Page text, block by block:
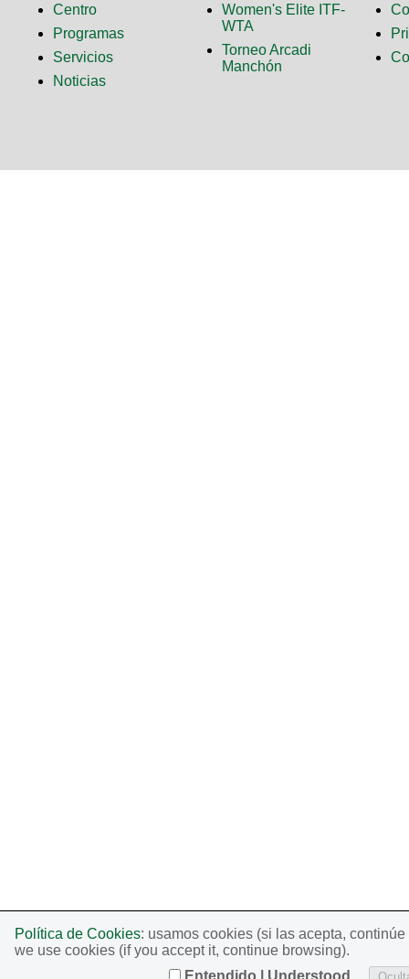
Centro
Programas
Servicios
Noticias
Women's Elite ITF-
WTA
Torneo Arcadi
Manchón
Política de Cookies: usamos cookies (si las acepta,
we use cookies (if you accept it, continue browsing).
Entendido | Understood